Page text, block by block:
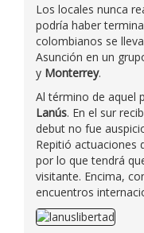
Los locales nunca
podría haber
colombianos se
Asunción en un
y Monterrey.
Al término de aquel
Lanús. En el sur
debut no fue
Repitió actuaciones
por lo que tendrá
visitante. Encima,
encuentros